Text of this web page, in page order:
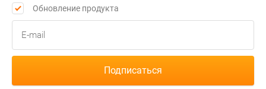
Обновление продукта